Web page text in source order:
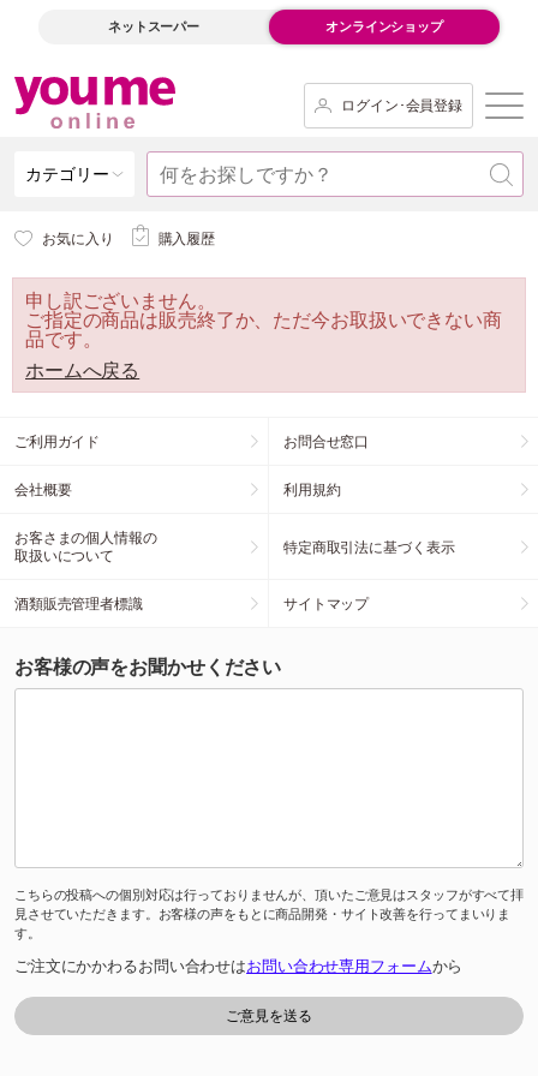
ネットスーパー オンラインショップ
ログイン･会員登録
カテゴリー
お気に入り 購入履歴
申し訳ございません。
ご指定の商品は販売終了か、ただ今お取扱いできない商
品です。
ホームへ戻る
ご利用ガイド お問合せ窓口
会社概要 利用規約
お客さまの個人情報の
取扱いについて
特定商取引法に基づく表示
酒類販売管理者標識 サイトマップ
お客様の声をお聞かせください
こちらの投稿への個別対応は行っておりませんが、頂いたご意見はスタッフがすべて拝
見させていただきます。お客様の声をもとに商品開発・サイト改善を行ってまいりま
す。
ご注文にかかわるお問い合わせはお問い合わせ専用フォームから